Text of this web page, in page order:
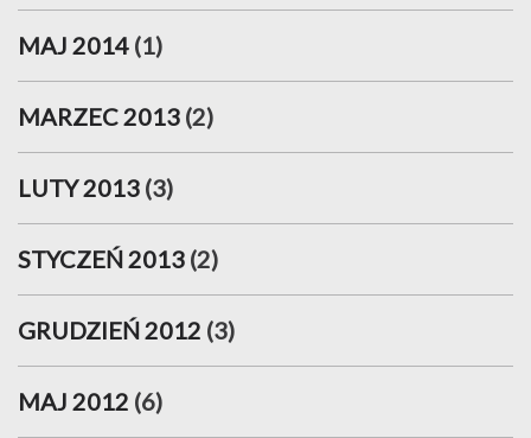
MAJ 2014 (1)
MARZEC 2013 (2)
LUTY 2013 (3)
STYCZEŃ 2013 (2)
GRUDZIEŃ 2012 (3)
MAJ 2012 (6)